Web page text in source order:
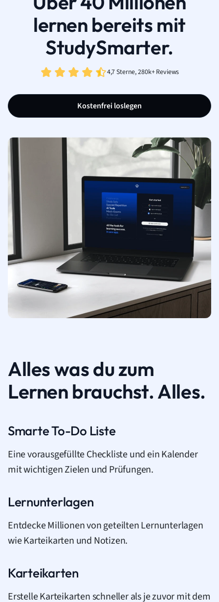
lernen bereits mit
StudySmarter.
4,7 Sterne, 280k+ Reviews
Kostenfrei loslegen
Alles was du zum
Lernen brauchst. Alles.
Smarte To-Do Liste
Eine vorausgefüllte Checkliste und ein Kalender
mit wichtigen Zielen und Prüfungen.
Lernunterlagen
Entdecke Millionen von geteilten Lernunterlagen
wie Karteikarten und Notizen.
Karteikarten
Erstelle Karteikarten schneller als je zuvor mit dem